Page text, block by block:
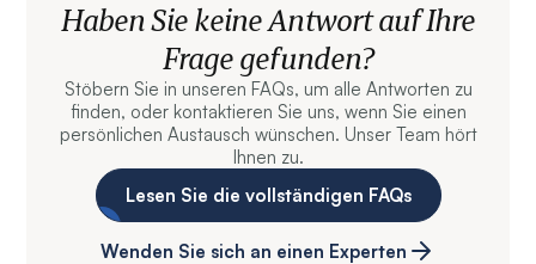
Haben Sie keine Antwort auf Ihre
Frage gefunden?
Stöbern Sie in unseren FAQs, um alle Antworten zu
finden, oder kontaktieren Sie uns, wenn Sie einen
persönlichen Austausch wünschen. Unser Team hört
Ihnen zu.
Lesen Sie die vollständigen FAQs
Wenden Sie sich an einen Experten